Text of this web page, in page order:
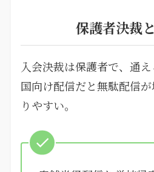
保護者決裁
入会決裁は保護者で、通
国向け配信だと無駄配信
りやすい。